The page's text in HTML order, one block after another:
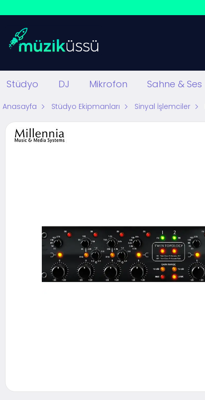
Stüdyo DJ Mikrofon Sahne & Ses
Anasayfa Stüdyo Ekipmanları Sinyal İşlemciler